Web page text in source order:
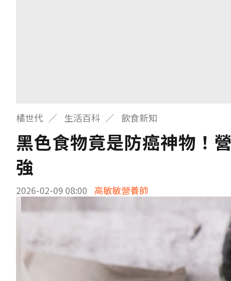
橘世代 生活百科 飲食新知
黑色食物竟是防癌神物！
強
2026-02-09 08:00 高敏敏營養師